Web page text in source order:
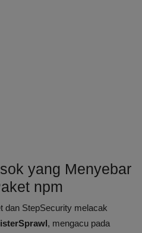
yang Menyebar
npm
dan StepSecurity melacak
, mengacu pada